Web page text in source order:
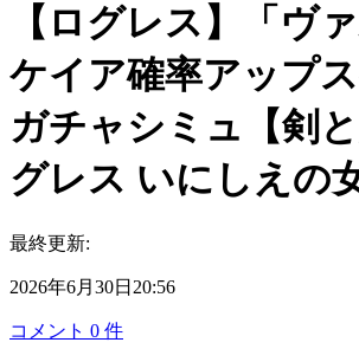
【ログレス】「ヴ
ケイア確率アップ
ガチャシミュ【剣
グレス いにしえの
最終更新:
2026年6月30日20:56
コメント 0 件